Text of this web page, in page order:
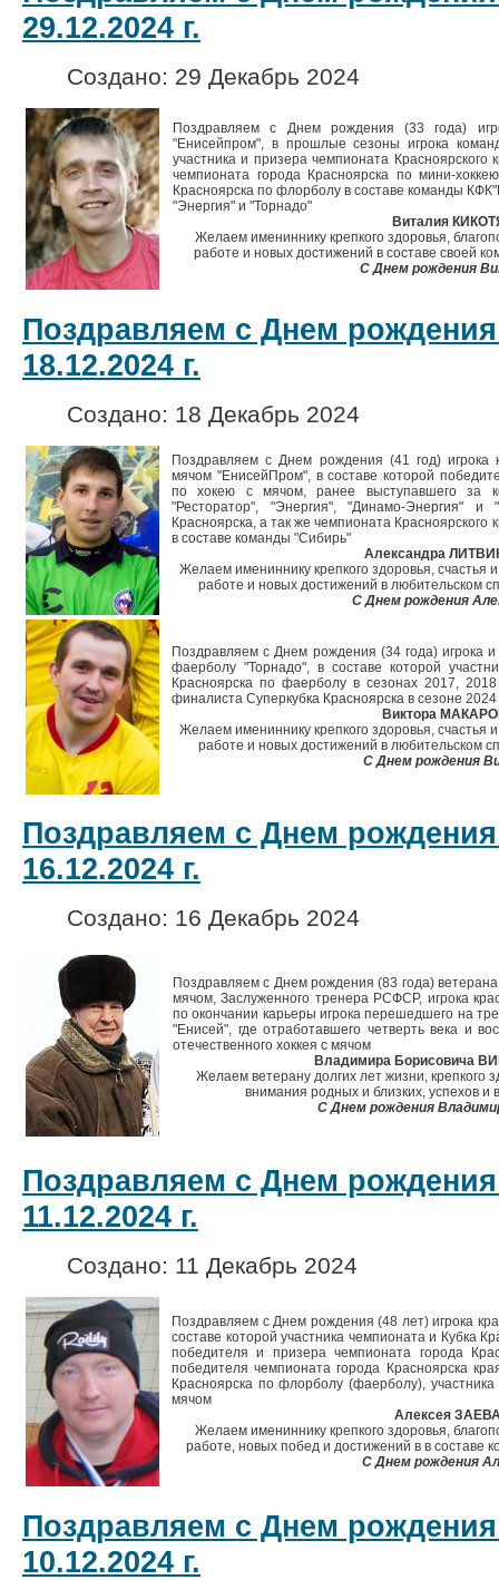
29.12.2024 г.
Создано: 29 Декабрь 2024
Поздравляем с Днем рождения (33 года)
"Енисейпром", в прошлые сезоны игрока
участника и призера чемпионата
чемпионата города Красноярска по мини-
Красноярска по флорболу в составе команды
"Энергия" и "Торнадо"
Виталия
Желаем имениннику крепкого здоровья,
работе и новых достижений в составе своей
С Днем рождения
Поздравляем с Днем
18.12.2024 г.
Создано: 18 Декабрь 2024
Поздравляем с Днем рождения (41 год) игрока
мячом "ЕнисейПром", в составе которой
по хокею с мячом, ранее выступавшего за
"Ресторатор", "Энергия", "Динамо-Энергия" и
Красноярска, а так же чемпионата
в составе команды "Сибирь"
Александра
Желаем имениннику крепкого здоровья, счастья
работе и новых достижений в любительском
С Днем рождения
Поздравляем с Днем рождения (34 года) игрока
фаерболу "Торнадо", в составе которой
Красноярска по фаерболу в сезонах 2017,
финалиста Суперкубка Красноярска в сезоне 2024
Виктора
Желаем имениннику крепкого здоровья, счастья
работе и новых достижений в любительском
С Днем рождения
Поздравляем с Днем
16.12.2024 г.
Создано: 16 Декабрь 2024
Поздравляем с Днем рождения (83 года)
мячом, Заслуженного тренера РСФСР, игрока
по окончании карьеры игрока перешедшего на
"Енисей", где отработавшего четверть века и
отечественного хоккея с мячом
Владимира Борисовича
Желаем ветерану долгих лет жизни, крепкого
внимания родных и близких, успехов и
С Днем рождения
Поздравляем с Днем
11.12.2024 г.
Создано: 11 Декабрь 2024
Поздравляем с Днем рождения (48 лет) игрока
составе которой участника чемпионата и Кубка
победителя и призера чемпионата города
победителя чемпионата города Красноярска
Красноярска по флорболу (фаерболу),
мячом
Алексея
Желаем имениннику крепкого здоровья,
работе, новых побед и достижений в в составе
С Днем рождения
Поздравляем с Днем
10.12.2024 г.